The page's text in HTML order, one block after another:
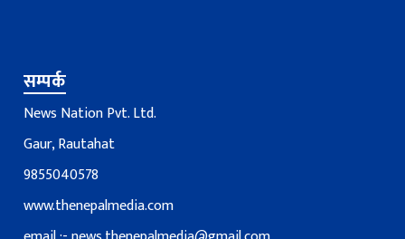
सम्पर्क
News Nation Pvt. Ltd.
Gaur, Rautahat
9855040578
www.thenepalmedia.com